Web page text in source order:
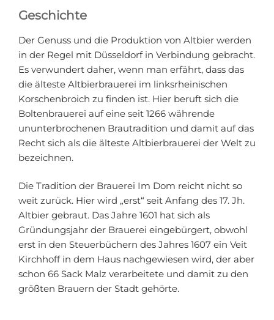
Geschichte
Der Genuss und die Produktion von Altbier werden
in der Regel mit Düsseldorf in Verbindung gebracht.
Es verwundert daher, wenn man erfährt, dass das
die älteste Altbierbrauerei im linksrheinischen
Korschenbroich zu finden ist. Hier beruft sich die
Boltenbrauerei auf eine seit 1266 währende
ununterbrochenen Brautradition und damit auf das
Recht sich als die älteste Altbierbrauerei der Welt zu
bezeichnen.
Die Tradition der Brauerei Im Dom reicht nicht so
weit zurück. Hier wird „erst“ seit Anfang des 17. Jh.
Altbier gebraut. Das Jahre 1601 hat sich als
Gründungsjahr der Brauerei eingebürgert, obwohl
erst in den Steuerbüchern des Jahres 1607 ein Veit
Kirchhoff in dem Haus nachgewiesen wird, der aber
schon 66 Sack Malz verarbeitete und damit zu den
größten Brauern der Stadt gehörte.